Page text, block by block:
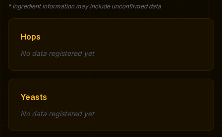
* Ingredient information may include unconfirmed data
Hops
No data registered yet
Yeasts
No data registered yet